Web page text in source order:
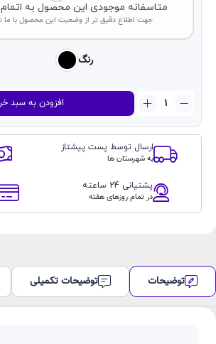
متاسفانه موجودی این محصول به
جهت اطلاع دقیق تر از وضعیت این محصول با ما
رنگ
مدل
افزودن به سبد
ارسال توسط پست پیشتاز
به شهرستان ها
پشتیانی 24 ساعته
در تمام روزهای هفته
توضیحات توضیحات تکمیلی